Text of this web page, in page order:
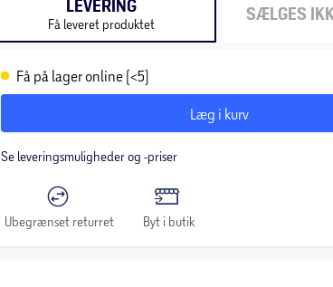
LEVERING
Få leveret produktet SÆLGES
Få på lager online (<5)
Læg i kurv
Se leveringsmuligheder og -priser
Ubegrænset returret Byt i butik